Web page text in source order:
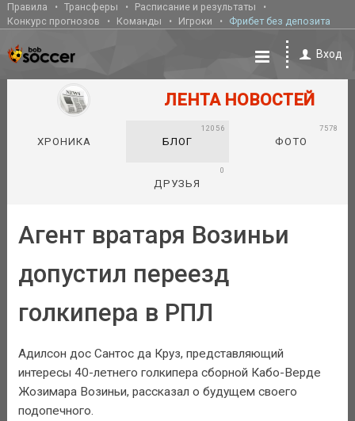
Правила Трансферы
Расписание и результаты
Конкурс прогнозов
Команды Игроки Фрибет без депозита
Вход
ЛЕНТА НОВОСТЕЙ
ХРОНИКА БЛОГ
12056
ФОТО
7578
ДРУЗЬЯ
0
Агент вратаря Возиньи
допустил переезд
голкипера в РПЛ
Адилсон дос Сантос да Круз, представляющий
интересы 40-летнего голкипера сборной Кабо-Верде
Жозимара Возиньи, рассказал о будущем своего
подопечного.